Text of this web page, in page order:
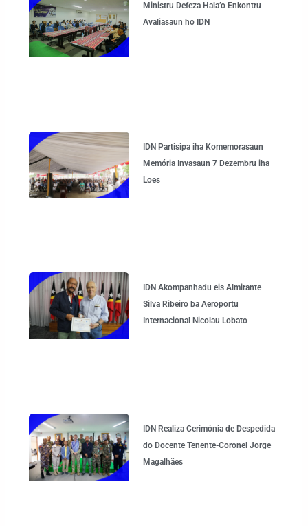
Ministru Defeza Hala’o Enkontru
Avaliasaun ho IDN
IDN Partisipa iha Komemorasaun
Memória Invasaun 7 Dezembru iha
Loes
IDN Akompanhadu eis Almirante
Silva Ribeiro ba Aeroportu
Internacional Nicolau Lobato
IDN Realiza Cerimónia de Despedida
do Docente Tenente-Coronel Jorge
Magalhães